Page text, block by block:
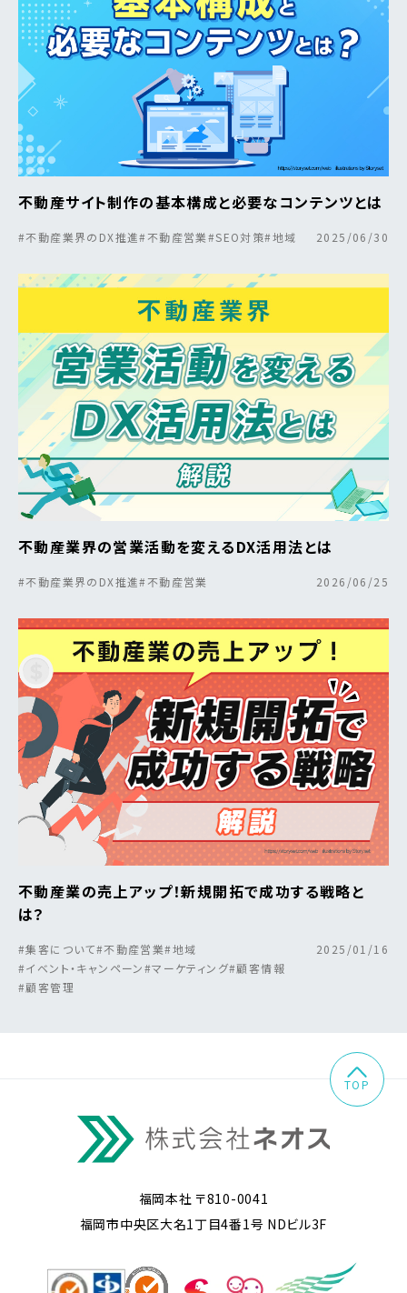
不動産サイト制作の基本構成と必要なコンテンツとは
#不動産業界のDX推進#不動産営業#SEO対策#地域 2025/06/30
不動産業界の営業活動を変えるDX活用法とは
#不動産業界のDX推進#不動産営業 2026/06/25
不動産業の売上アップ！新規開拓で成功する戦略と
は？
#集客について#不動産営業#地域
#イベント・キャンペーン#マーケティング#顧客情報
#顧客管理
2025/01/16
福岡本社 〒810-0041
福岡市中央区大名1丁目4番1号 NDビル3F
TOP